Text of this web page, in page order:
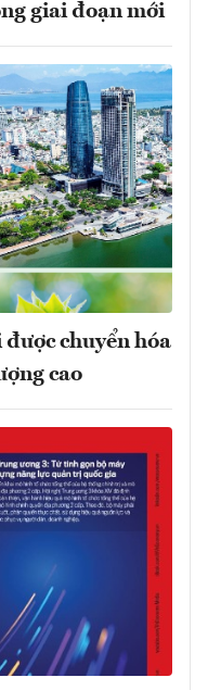
giai đoạn mới
chuyển hóa
cao